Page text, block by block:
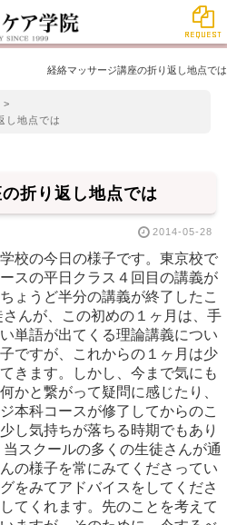
経絡マッサージ講座の折り返し地点では
>
し地点では
折り返し地点では
2014-05-28
校の今日の様子です。東京校で
スの平日クラス４回目の講義が
ょうど半分の講義が終了したこ
んが、この初めの１ヶ月は、手
単語が出てくる理論講義につい
ですが、これからの１ヶ月は少
きます。しかし、今まで気にも
かと繋がって疑問に感じたり、
本科コースが修了してからのこ
し気持ちが落ちる時期でもあり
スクールの多くの生徒さんが通
の様子を常にみてくださってい
をみてアドバイスをしてくださ
てくれます。先のことを考えて
REQUEST